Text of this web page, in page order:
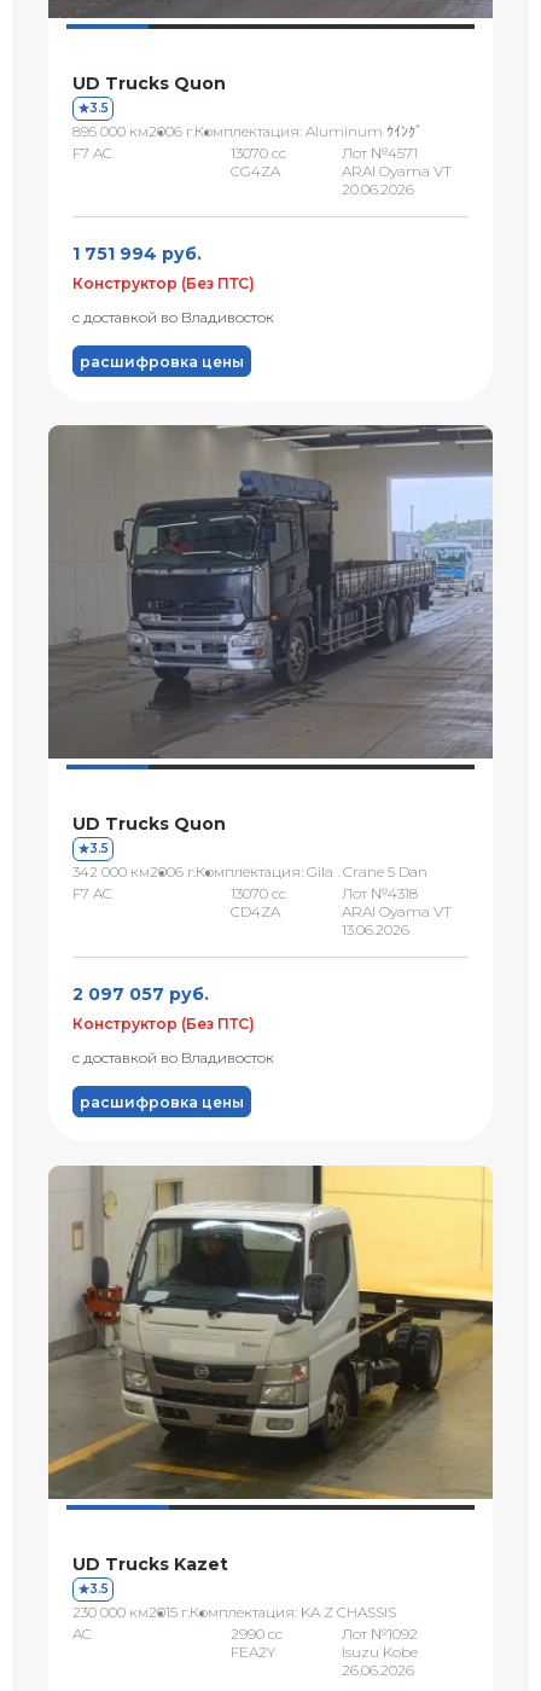
UD Trucks Quon
3.5
895 000 км2006 г.Комплектация: Aluminum ｳｲﾝｸﾞ
F7 AC
13070 сс
CG4ZA
Лот №4571
ARAI Oyama VT
20.06.2026
1 751 994 руб.
Конструктор (Без ПТС)
с доставкой во Владивосток
расшифровка цены
UD Trucks Quon
3.5
342 000 км2006 г.Комплектация: Gila . Crane 5 Dan
F7 AC
13070 сс
CD4ZA
Лот №4318
ARAI Oyama VT
13.06.2026
2 097 057 руб.
Конструктор (Без ПТС)
с доставкой во Владивосток
расшифровка цены
UD Trucks Kazet
3.5
230 000 км2015 г.Комплектация: KA Z CHASSIS
AC
2990 сс
FEA2Y
Лот №1092
Isuzu Kobe
26.06.2026